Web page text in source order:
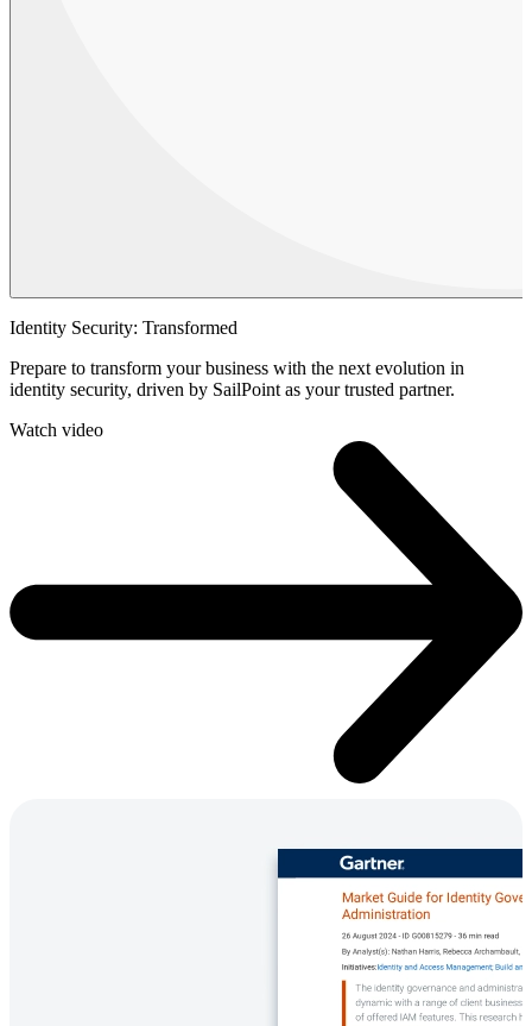
Identity Security: Transformed
Prepare to transform your business with the next evolution in
identity security, driven by SailPoint as your trusted partner.
Watch video